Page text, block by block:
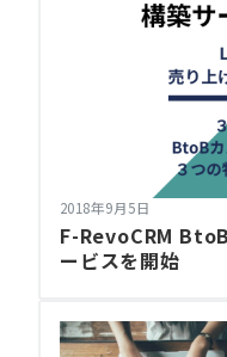
2018年9月5日
F-RevoCRM
ービスを開始